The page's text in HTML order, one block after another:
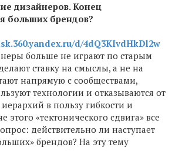
дизайнеров. Конец
больших брендов?
d/4dQ3KIvdHkDl2w
больше не играют по старым
ставку на смыслы, а не на
напрямую с сообществами,
технологии и отказываются от
в пользу гибкости и
этого «тектонического сдвига» все
действительно ли наступает
брендов? На эту тему